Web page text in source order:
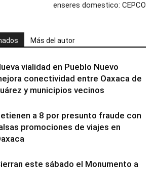
enseres domestico: CEPCO
Más del autor
vialidad en Pueblo Nuevo
conectividad entre Oaxaca de
y municipios vecinos
a 8 por presunto fraude con
promociones de viajes en
este sábado el Monumento a